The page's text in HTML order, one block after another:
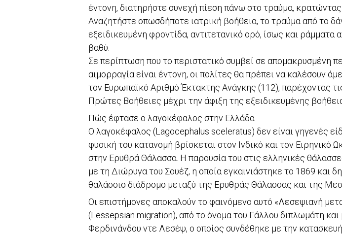
έντονη, διατηρήστε συνεχή πίεση πάνω στο τραύμα,
Αναζητήστε οπωσδήποτε ιατρική βοήθεια, το τραύμα από το
εξειδικευμένη φροντίδα, αντιτετανικό ορό, ίσως και ράμματα
βαθύ.
Σε περίπτωση που το περιστατικό συμβεί σε απομακρυσμένη
αιμορραγία είναι έντονη, οι πολίτες θα πρέπει να καλέσουν
τον Ευρωπαϊκό Αριθμό Έκτακτης Ανάγκης (112), παρέχοντας
Πρώτες Βοήθειες μέχρι την άφιξη της εξειδικευμένης
Πώς έφτασε ο λαγοκέφαλος στην Ελλάδα
Ο λαγοκέφαλος (Lagocephalus sceleratus) δεν είναι γηγενές
φυσική του κατανομή βρίσκεται στον Ινδικό και τον Ειρηνικό
στην Ερυθρά Θάλασσα. Η παρουσία του στις ελληνικές
με τη Διώρυγα του Σουέζ, η οποία εγκαινιάστηκε το 1869 και
θαλάσσιο διάδρομο μεταξύ της Ερυθράς Θάλασσας και της
Οι επιστήμονες αποκαλούν το φαινόμενο αυτό «Λεσεψιανή
(Lessepsian migration), από το όνομα του Γάλλου διπλωμάτη και
Φερδινάνδου ντε Λεσέψ, ο οποίος συνδέθηκε με την